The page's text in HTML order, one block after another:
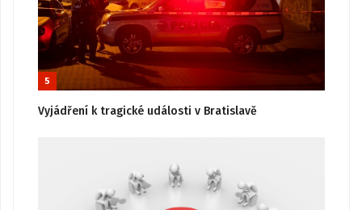
5
Vyjádření k tragické události v Bratislavě